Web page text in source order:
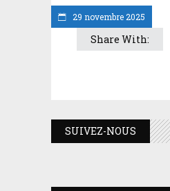
29 novembre 2025
Share With:
SUIVEZ-NOUS